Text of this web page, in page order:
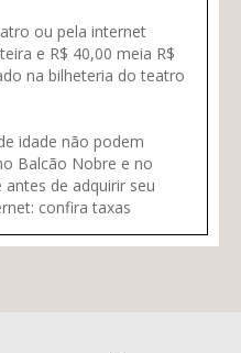
ou pela internet
e R$ 40,00 meia R$
na bilheteria do teatro
idade não podem
Balcão Nobre e no
de adquirir seu
confira taxas